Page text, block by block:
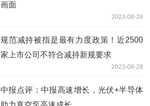
画面
2023-08-28
规范减持被指是最有力度政策！近2500
家上市公司不符合减持新规要求
2023-08-28
中报点评：中报高速增长，光伏+半导体